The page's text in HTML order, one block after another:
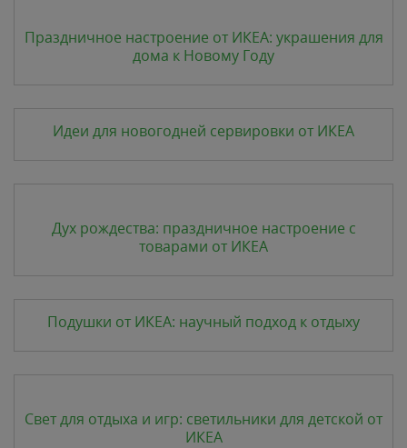
Праздничное настроение от ИКЕА: украшения для
дома к Новому Году
Идеи для новогодней сервировки от ИКЕА
Дух рождества: праздничное настроение с
товарами от ИКЕА
Подушки от ИКЕА: научный подход к отдыху
Свет для отдыха и игр: светильники для детской от
ИКЕА